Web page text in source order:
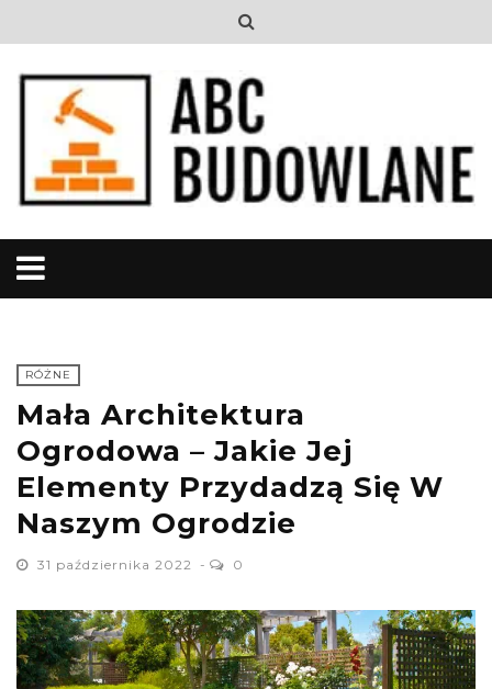
RÓŻNE
Mała Architektura
Ogrodowa – Jakie Jej
Elementy Przydadzą Się W
Naszym Ogrodzie
31 października 2022 0